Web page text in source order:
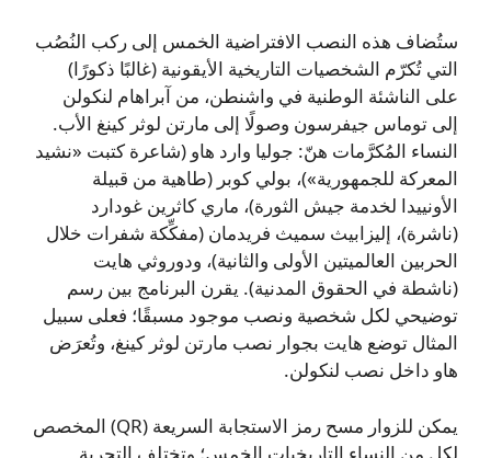
ستُضاف هذه النصب الافتراضية الخمس إلى ركب النُصُب
التي تُكرّم الشخصيات التاريخية الأيقونية (غالبًا ذكورًا)
على الناشئة الوطنية في واشنطن، من آبراهام لنكولن
إلى توماس جيفرسون وصولًا إلى مارتن لوثر كينغ الأب.
النساء المُكرَّمات هنّ: جوليا وارد هاو (شاعرة كتبت «نشيد
المعركة للجمهورية»)، بولي كوبر (طاهية من قبيلة
الأونييدا لخدمة جيش الثورة)، ماري كاثرين غودارد
(ناشرة)، إليزابيث سميث فريدمان (مفكِّكة شفرات خلال
الحربين العالميتين الأولى والثانية)، ودوروثي هايت
(ناشطة في الحقوق المدنية). يقرن البرنامج بين رسم
توضيحي لكل شخصية ونصب موجود مسبقًا؛ فعلى سبيل
المثال توضع هايت بجوار نصب مارتن لوثر كينغ، وتُعرَض
هاو داخل نصب لنكولن.
يمكن للزوار مسح رمز الاستجابة السريعة (QR) المخصص
لكل من النساء التاريخيات الخمس؛ وتختلف التجربة